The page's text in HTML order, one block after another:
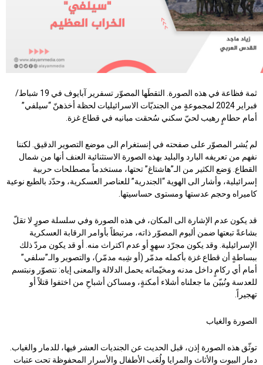
ثمة فظاعة في هذه الصورة. التقطَها المصوّر تسفرير آبايوف في 19 شباط/
فبراير 2024 لمجموعةٍ من الجنديّات الاسرائيليات لحظة أخذهنّ “سيلفي”
أمام حطامٍ رهيب لحيّ سكني سُحقت مبانيه في قطاع غزة.
لم يُشر المصوّر على صفحته في إنستغرام الى موضع التصوير الدقيق. لكننا
نفهم من تعريفه البارد والبليد بهذه الصورة الاستثنائية العنف أنها من شمال
القطاع. وَضع الكثير من الـ”هاشتاغ” تحتها، مستخدماً مصطلحات حربية
إسرائيلية، وأشار الى الهوية “الجندرية” للعناصر العسكرية، وحدّد بالطبع نوعية
كاميراه وحجم عدستها ومستوى حساسيتها.
قد يكون عدم الإشارة الى المكان، في هذه الصورة وفي سلسلة صورٍ لا تقلّ
بشاعةً تبعتها ضمن ألبوم المصوّر ذاته، مرتبطاً بأوامر الرقابة العسكرية
الإسرائيلية. وقد يكون مجرّد سهوٍ أو عدم اكتراث منه. أو قد يكون مردّ ذلك
ببساطةٍ أن قطاع غزة بأكمله مدمّر (أو شِبه مدمّر)، والتصوير والـ”سلفي”
أمام أي ركامٍ داخل مدنه ومخيّماته يحمل الدلالة والمعنى إياه: نتصوّر ونبتسم
للعدسة ونُبيّن ما جعلناه أشلاء أمكنةٍ، ومساكن أشباحِ من اختفوا قتلاً أو
تهجيراً.
الصورة والغياب
توثّق هذه الصورة إذن، قبل الحديث عن الجنديات العشر فيها، للدمار والغياب.
دمار البيوت والأثاث والمرايا ولُعَب الأطفال والأسرار المحفوظة تحت عتبات